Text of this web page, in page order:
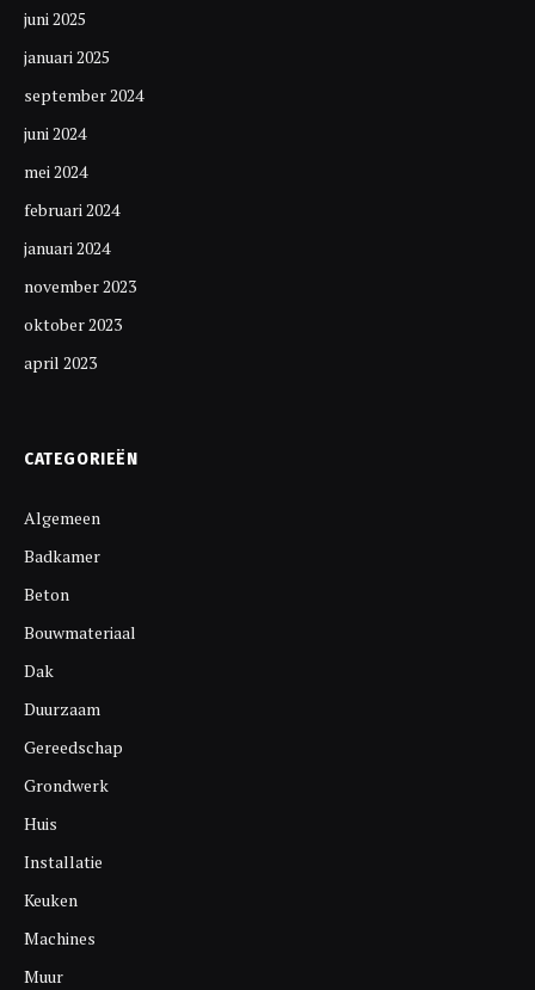
juni 2025
januari 2025
september 2024
juni 2024
mei 2024
februari 2024
januari 2024
november 2023
oktober 2023
april 2023
CATEGORIEËN
Algemeen
Badkamer
Beton
Bouwmateriaal
Dak
Duurzaam
Gereedschap
Grondwerk
Huis
Installatie
Keuken
Machines
Muur